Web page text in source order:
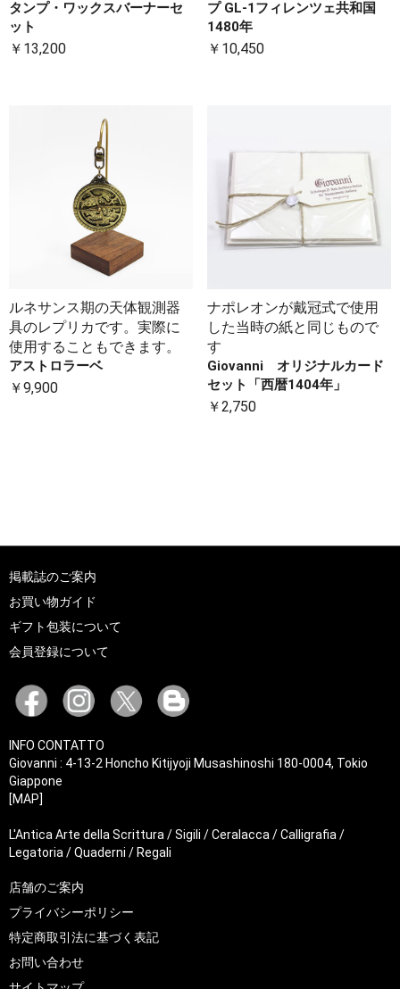
タンプ・ワックスバーナーセ
ット
￥13,200
プ GL-1フィレンツェ共和国
1480年
￥10,450
ルネサンス期の天体観測器
具のレプリカです。実際に
使用することもできます。
アストロラーベ
￥9,900
ナポレオンが戴冠式で使用
した当時の紙と同じもので
す
Giovanni オリジナルカード
セット「西暦1404年」
￥2,750
掲載誌のご案内
お買い物ガイド
ギフト包装について
会員登録について
INFO CONTATTO
Giovanni : 4-13-2 Honcho Kitijyoji Musashinoshi 180-0004, Tokio
Giappone
[MAP]
L'Antica Arte della Scrittura / Sigili / Ceralacca / Calligrafia /
Legatoria / Quaderni / Regali
店舗のご案内
プライバシーポリシー
特定商取引法に基づく表記
お問い合わせ